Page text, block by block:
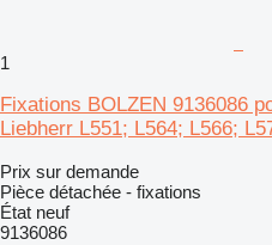
1
Fixations BOLZEN 9136086
Liebherr L551; L564; L566;
Prix sur demande
Pièce détachée - fixations
État neuf
9136086